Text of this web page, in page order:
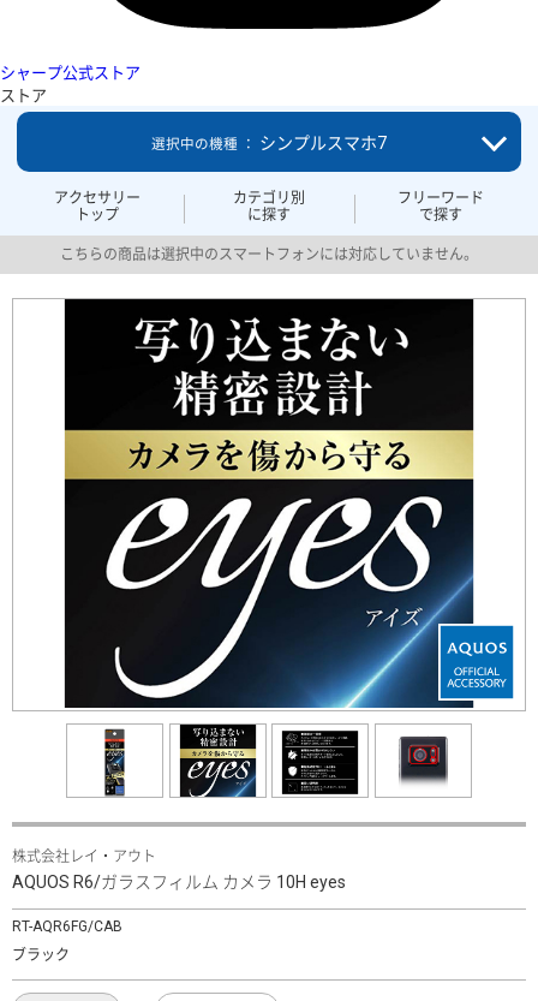
シャープ公式ストア
ストア
アクセサリー
トップ
カテゴリ別
に探す
フリーワード
で探す
選択中の機種 ： シンプルスマホ7
こちらの商品は選択中のスマートフォンには対応していません。
株式会社レイ・アウト
AQUOS R6/ガラスフィルム カメラ 10H eyes
RT-AQR6FG/CAB
ブラック